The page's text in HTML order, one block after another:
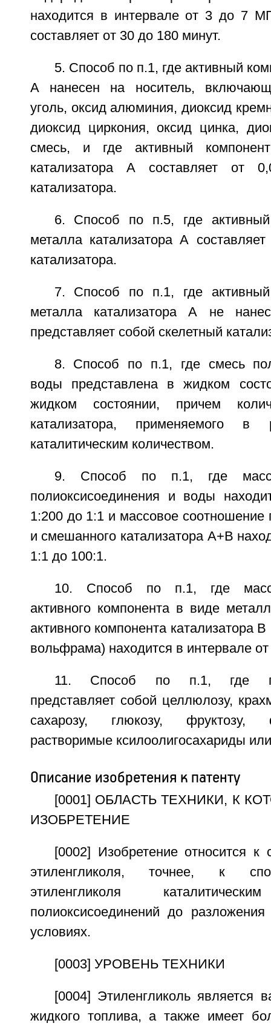
находится в интервале от 3 до 7
составляет от 30 до 180 минут.
5. Способ по п.1, где активный
А нанесен на носитель,
уголь, оксид алюминия, диоксид
диоксид циркония, оксид цинка,
смесь, и где активный
катализатора А составляет от
катализатора.
6. Способ по п.5, где
металла катализатора А
катализатора.
7. Способ по п.1, где
металла катализатора А не
представляет собой скелетный
8. Способ по п.1, где смесь
воды представлена в жидком
жидком состоянии, причем
катализатора, применяемого в
каталитическим количеством.
9. Способ по п.1, где
полиоксисоединения и воды
1:200 до 1:1 и массовое соотношение
и смешанного катализатора А+В
1:1 до 100:1.
10. Способ по п.1, где
активного компонента в виде
активного компонента катализатора
вольфрама) находится в интервале
11. Способ по п.1, где
представляет собой целлюлозу,
сахарозу, глюкозу, фруктозу,
растворимые ксилоолигосахариды
Описание изобретения к патенту
[0001] ОБЛАСТЬ ТЕХНИКИ, К
ИЗОБРЕТЕНИЕ
[0002] Изобретение относится к
этиленгликоля, точнее, к
этиленгликоля
полиоксисоединений до
условиях.
[0003] УРОВЕНЬ ТЕХНИКИ
[0004] Этиленгликоль является
жидкого топлива, а также имеет